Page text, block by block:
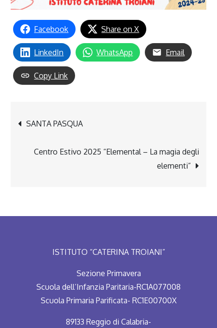
Facebook Share on X
LinkedIn WhatsApp Email
Copy Link
Navigazione
articoli
SANTA PASQUA
Centro Estivo 2025 “Elemental – La magia degli
elementi”
ISTITUTO “CATERINA TROIANI”
Sezione Primavera
Scuola dell’Infanzia Paritaria-RC1A077008
Scuola Primaria Parificata- RC1E00700X
89133 Reggio di Calabria-